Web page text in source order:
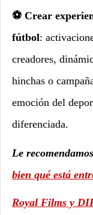
⚽ Crear
fútbol:
creadores,
hinchas o
emoción del
diferenciada.
Le
bien qué está
Royal Films y